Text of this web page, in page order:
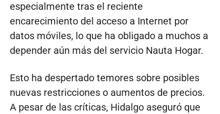
especialmente tras el reciente
encarecimiento del acceso a Internet por
datos móviles, lo que ha obligado a muchos a
depender aún más del servicio Nauta Hogar.
Esto ha despertado temores sobre posibles
nuevas restricciones o aumentos de precios.
A pesar de las críticas, Hidalgo aseguró que